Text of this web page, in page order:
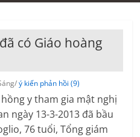
có Giáo hoàng
ý kiến phản hồi (9)
y tham gia mật nghị
ngày 13-3-2013 đã bầu
76 tuổi, Tổng giám